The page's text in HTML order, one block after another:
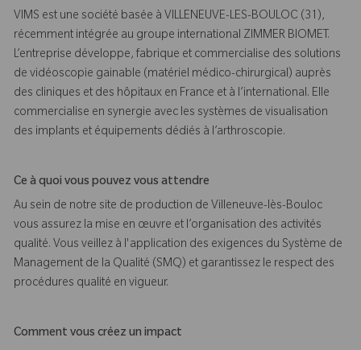
VIMS est une société basée à VILLENEUVE-LES-BOULOC (31),
récemment intégrée au groupe international ZIMMER BIOMET.
L’entreprise développe, fabrique et commercialise des solutions
de vidéoscopie gainable (matériel médico-chirurgical) auprès
des cliniques et des hôpitaux en France et à l’international. Elle
commercialise en synergie avec les systèmes de visualisation
des implants et équipements dédiés à l’arthroscopie.
Ce à quoi vous pouvez vous attendre
Au sein de notre site de production de Villeneuve-lès-Bouloc
vous assurez la mise en œuvre et l’organisation des activités
qualité. Vous veillez à l'application des exigences du Système de
Management de la Qualité (SMQ) et garantissez le respect des
procédures qualité en vigueur.
Comment vous créez un impact